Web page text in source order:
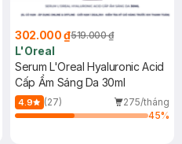
302.000 ₫519.000 ₫
L'Oreal
Serum L'Oreal Hyaluronic Acid
Cấp Ẩm Sáng Da 30ml
4.9 (27)
275/tháng
45%